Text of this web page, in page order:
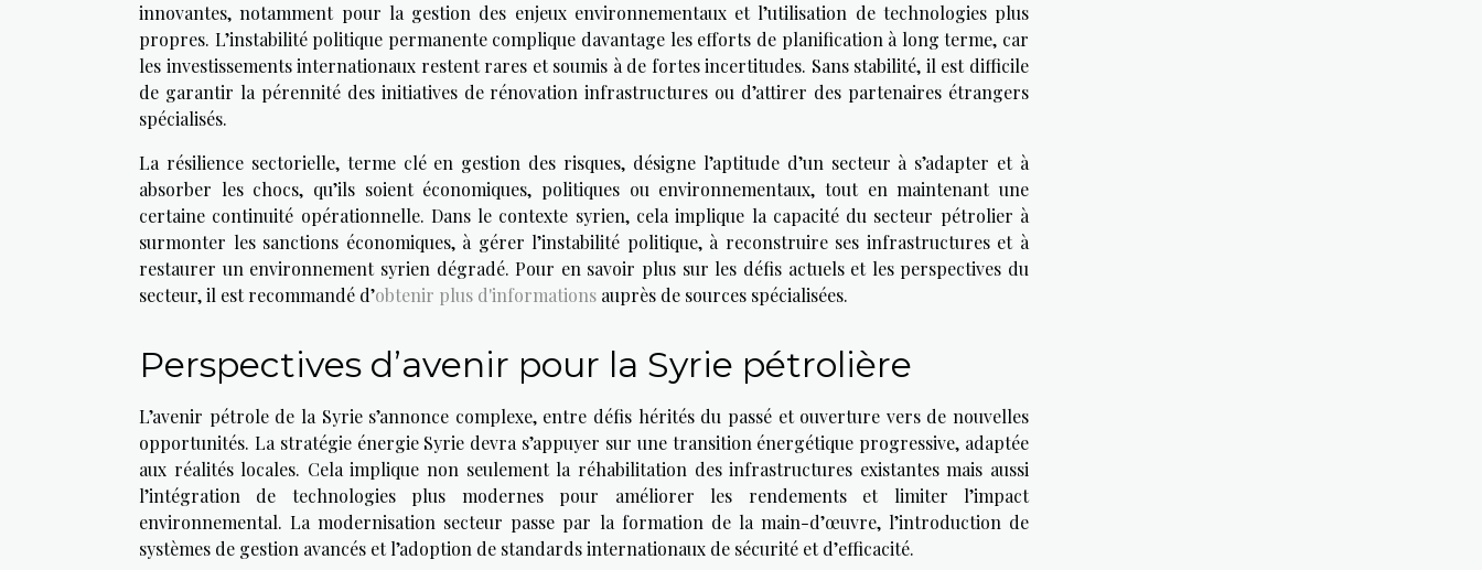
innovantes, notamment pour la gestion des enjeux environnementaux et l’utilisation de technologies plus
propres. L’instabilité politique permanente complique davantage les efforts de planification à long terme, car
les investissements internationaux restent rares et soumis à de fortes incertitudes. Sans stabilité, il est difficile
de garantir la pérennité des initiatives de rénovation infrastructures ou d’attirer des partenaires étrangers
spécialisés.
La résilience sectorielle, terme clé en gestion des risques, désigne l’aptitude d’un secteur à s’adapter et à
absorber les chocs, qu’ils soient économiques, politiques ou environnementaux, tout en maintenant une
certaine continuité opérationnelle. Dans le contexte syrien, cela implique la capacité du secteur pétrolier à
surmonter les sanctions économiques, à gérer l’instabilité politique, à reconstruire ses infrastructures et à
restaurer un environnement syrien dégradé. Pour en savoir plus sur les défis actuels et les perspectives du
secteur, il est recommandé d’obtenir plus d'informations auprès de sources spécialisées.
Perspectives d’avenir pour la Syrie pétrolière
L’avenir pétrole de la Syrie s’annonce complexe, entre défis hérités du passé et ouverture vers de nouvelles
opportunités. La stratégie énergie Syrie devra s’appuyer sur une transition énergétique progressive, adaptée
aux réalités locales. Cela implique non seulement la réhabilitation des infrastructures existantes mais aussi
l’intégration de technologies plus modernes pour améliorer les rendements et limiter l’impact
environnemental. La modernisation secteur passe par la formation de la main-d’œuvre, l’introduction de
systèmes de gestion avancés et l’adoption de standards internationaux de sécurité et d’efficacité.